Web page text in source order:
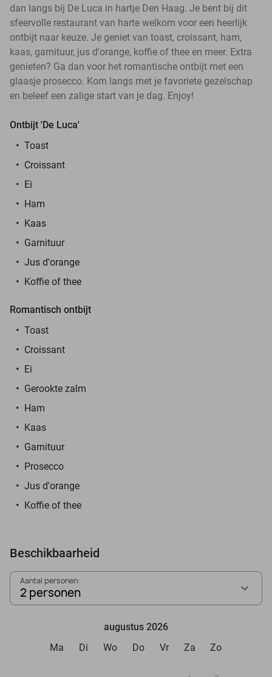
dan langs bij De Luca in hartje Den Haag. Je bent bij dit
sfeervolle restaurant van harte welkom voor een heerlijk
ontbijt naar keuze. Je geniet van toast, croissant, ham,
kaas, garnituur, jus d'orange, koffie of thee en meer. Extra
genieten? Ga dan voor het romantische ontbijt met een
glaasje prosecco. Kom langs met je favoriete gezelschap
en beleef een zalige start van je dag. Enjoy!
Ontbijt 'De Luca'
Toast
Croissant
Ei
Ham
Kaas
Garnituur
Jus d'orange
Koffie of thee
Romantisch ontbijt
Toast
Croissant
Ei
Gerookte zalm
Ham
Kaas
Garnituur
Prosecco
Jus d'orange
Koffie of thee
Beschikbaarheid
Aantal personen:
2 personen
augustus 2026
Ma
Di Wo Do Vr Za Zo